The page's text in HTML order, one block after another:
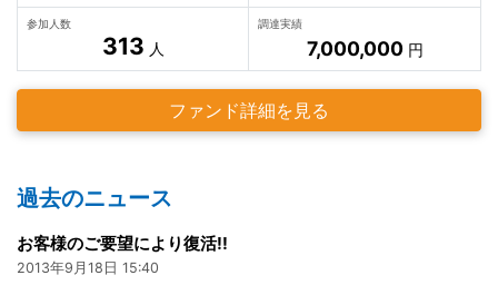
参加人数
313 人
調達実績
7,000,000円
ファンド詳細を見る
過去のニュース
お客様のご要望により復活!!
2013年9月18日 15:40